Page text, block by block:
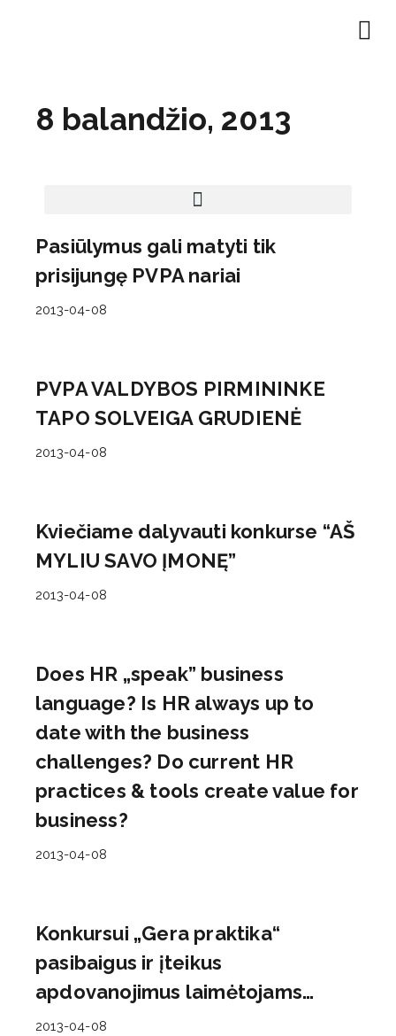
8 balandžio, 2013
Pasiūlymus gali matyti tik
prisijungę PVPA nariai
2013-04-08
PVPA VALDYBOS PIRMININKE
TAPO SOLVEIGA GRUDIENĖ
2013-04-08
Kviečiame dalyvauti konkurse “AŠ
MYLIU SAVO ĮMONĘ”
2013-04-08
Does HR „speak” business
language? Is HR always up to
date with the business
challenges? Do current HR
practices & tools create value for
business?
2013-04-08
Konkursui „Gera praktika“
pasibaigus ir įteikus
apdovanojimus laimėtojams…
2013-04-08